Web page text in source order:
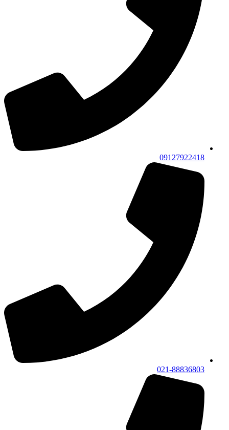
09127922418
021-88836803